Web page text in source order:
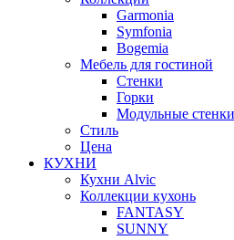
Garmonia
Symfonia
Bogemia
Мебель для гостиной
Стенки
Горки
Модульные стенки
Стиль
Цена
КУХНИ
Кухни Alvic
Коллекции кухонь
FANTASY
SUNNY